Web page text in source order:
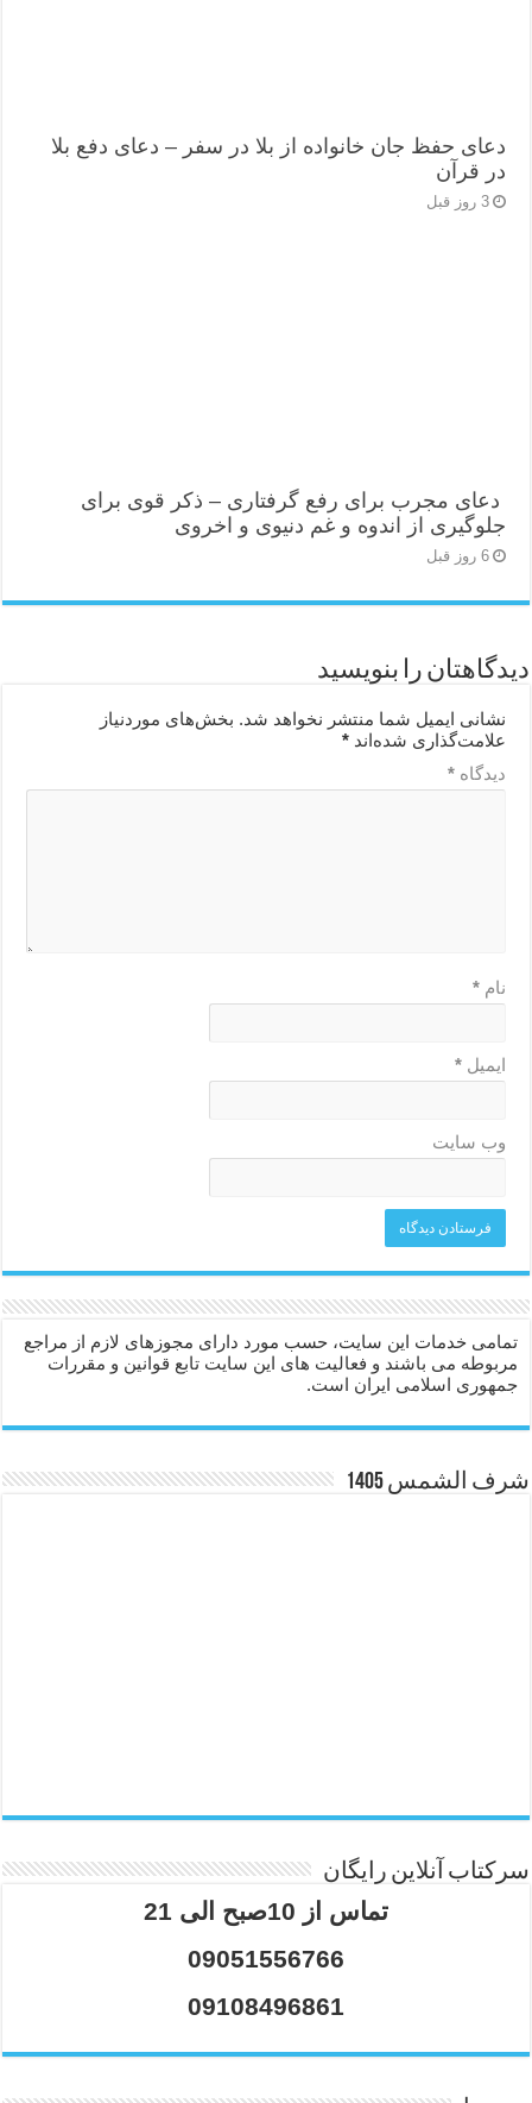
دعای حفظ جان خانواده از بلا در سفر – دعای دفع بلا
در قرآن
3 روز قبل
دعای مجرب برای رفع گرفتاری – ذکر قوی برای
جلوگیری از اندوه و غم دنیوی و اخروی
6 روز قبل
دیدگاهتان را بنویسید
نشانی ایمیل شما منتشر نخواهد شد. بخش‌های موردنیاز
علامت‌گذاری شده‌اند*
دیدگاه*
نام*
ایمیل*
وب‌ سایت
تمامی خدمات این سایت، حسب مورد دارای مجوزهای لازم از مراجع
مربوطه می باشند و فعالیت های این سایت تابع قوانین و مقررات
جمهوری اسلامی ایران است.
شرف الشمس 1405
سرکتاب آنلاین رایگان
تماس از 10صبح الی 21
09051556766
09108496861